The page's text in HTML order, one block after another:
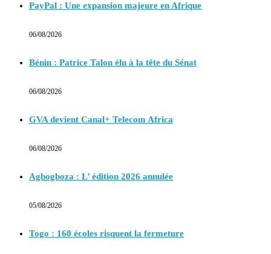
PayPal : Une expansion majeure en Afrique
06/08/2026
Bénin : Patrice Talon élu à la tête du Sénat
06/08/2026
GVA devient Canal+ Telecom Africa
06/08/2026
Agbogboza : L’ édition 2026 annulée
05/08/2026
Togo : 160 écoles risquent la fermeture